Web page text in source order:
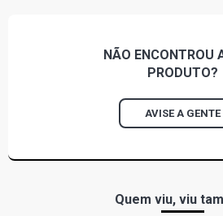
NÃO ENCONTROU
PRODUTO?
AVISE A GENTE
Quem viu, viu